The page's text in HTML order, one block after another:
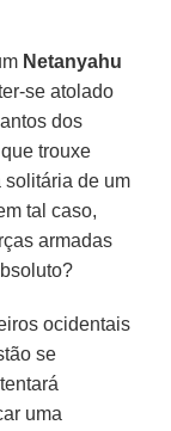
Netanyahu
se atolado
dos
trouxe
solitária de um
tal caso,
armadas
ocidentais
se
uma